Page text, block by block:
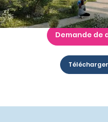
Dispositif Jeanbrun
Demande de